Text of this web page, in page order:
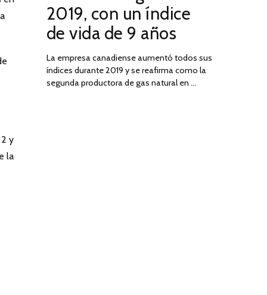
y
la
2025
2019, con un índice
de vida de 9 años
La empresa canadiense aumentó todos sus
índices durante 2019 y se reafirma como la
segunda productora de gas natural en …